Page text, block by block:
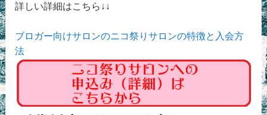
詳しい詳細はこちら↓↓
ブロガー向けサロンのニコ祭りサロンの特徴と入会方
法